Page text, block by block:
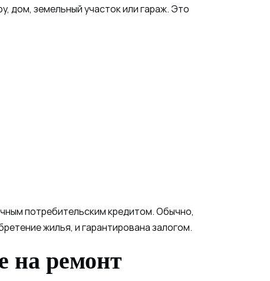
дом, земельный участок или гараж. Это
потребительским кредитом. Обычно,
жилья, и гарантирована залогом.
на ремонт